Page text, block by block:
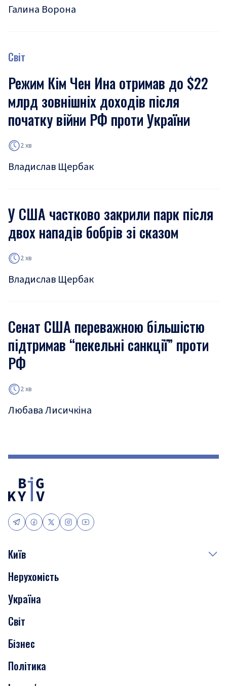
Галина Ворона
Світ
Режим Кім Чен Ина отримав до $22
млрд зовнішніх доходів після
початку війни РФ проти України
2 хв
Владислав Щербак
У США частково закрили парк після
двох нападів бобрів зі сказом
2 хв
Владислав Щербак
Сенат США переважною більшістю
підтримав “пекельні санкції” проти
РФ
2 хв
Любава Лисичкіна
Київ
Події
Скандали
Нерухомість
Транспорт
Нерухомість
Україна
Світ
Бізнес
Політика